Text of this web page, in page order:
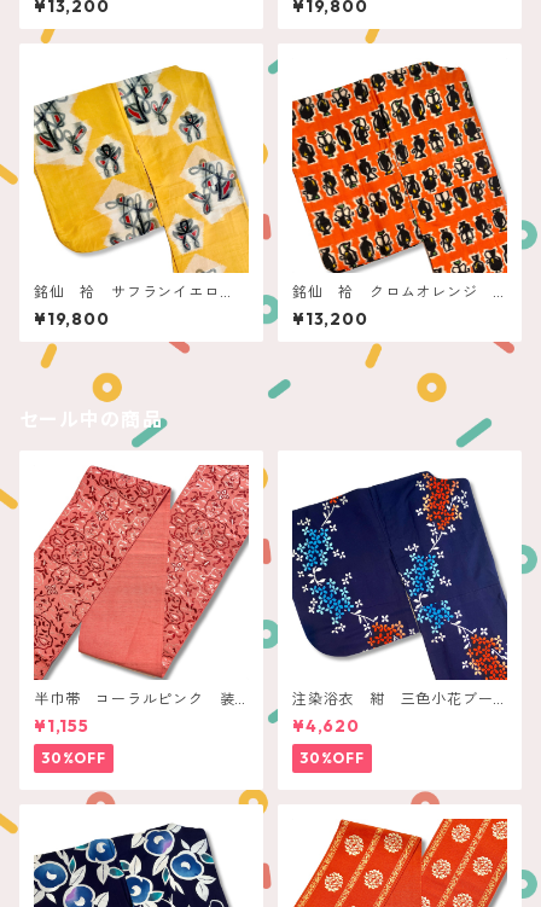
¥13,200 ¥19,800
銘仙 袷 サフランイエロ
ー 筆タッチアート
¥19,800
銘仙 袷 クロムオレンジ
つぼ壺ツボ
¥13,200
セール中の商品
半巾帯 コーラルピンク 装
飾ボタニカル
¥1,155
30%OFF
注染浴衣 紺 三色小花ブー
ケ
¥4,620
30%OFF